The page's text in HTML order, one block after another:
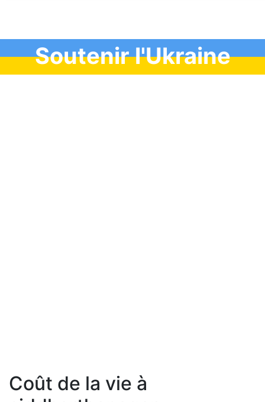
Soutenir l'Ukraine
Coût de la vie à